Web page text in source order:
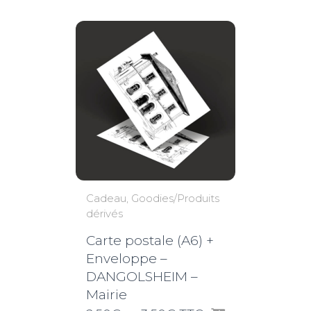
Cadeau Goodies/Produits
dérivés
Carte postale (A6) +
Enveloppe –
DANGOLSHEIM –
Mairie